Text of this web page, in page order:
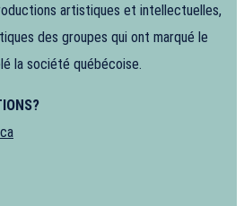
artistiques et intellectuelles,
des groupes qui ont marqué le
la société québécoise.